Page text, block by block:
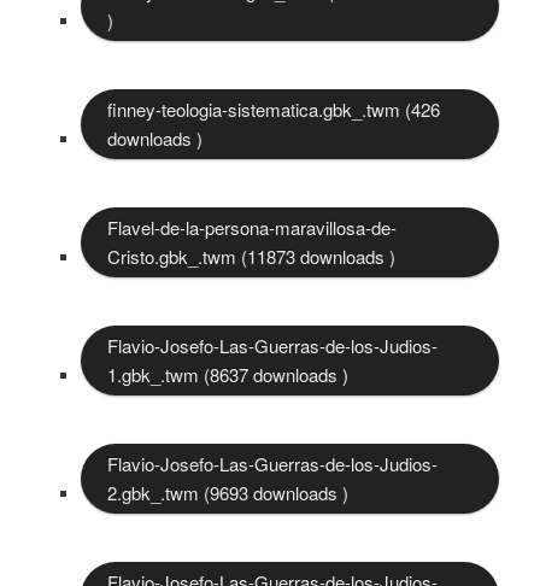
)
finney-teologia-sistematica.gbk_.twm (426
downloads )
Flavel-de-la-persona-maravillosa-de-
Cristo.gbk_.twm (11873 downloads )
Flavio-Josefo-Las-Guerras-de-los-Judios-
1.gbk_.twm (8637 downloads )
Flavio-Josefo-Las-Guerras-de-los-Judios-
2.gbk_.twm (9693 downloads )